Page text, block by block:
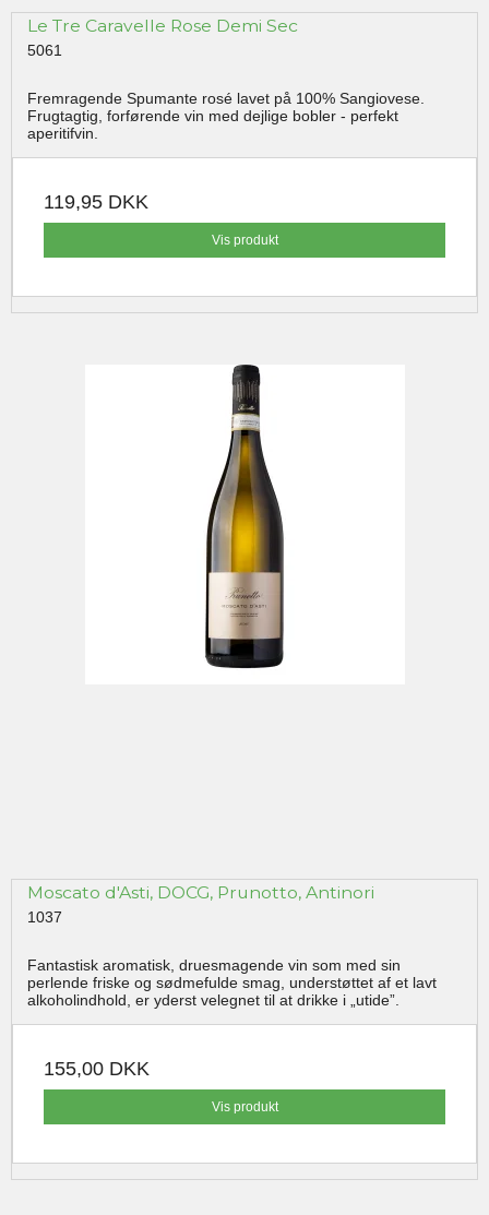
Le Tre Caravelle Rose Demi Sec
5061
Fremragende Spumante rosé lavet på 100% Sangiovese.
Frugtagtig, forførende vin med dejlige bobler - perfekt
aperitifvin.
119,95 DKK
Vis produkt
Moscato d'Asti, DOCG, Prunotto, Antinori
1037
Fantastisk aromatisk, druesmagende vin som med sin
perlende friske og sødmefulde smag, understøttet af et lavt
alkoholindhold, er yderst velegnet til at drikke i „utide”.
155,00 DKK
Vis produkt